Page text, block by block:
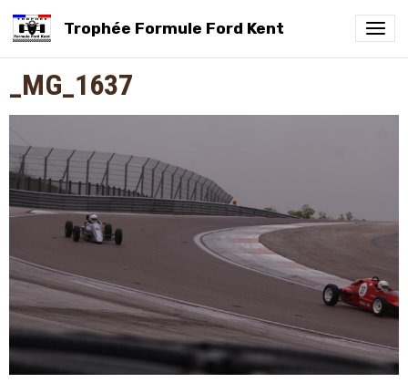
Trophée Formule Ford Kent
_MG_1637